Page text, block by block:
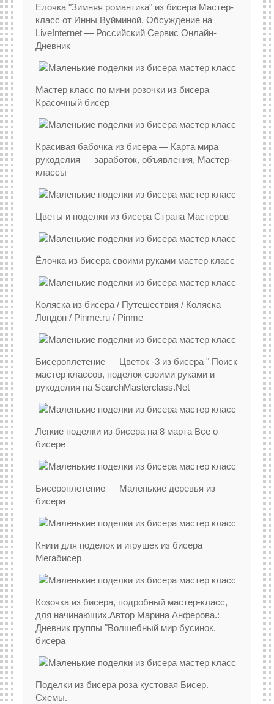
Елочка "Зимняя романтика" из бисера Мастер-
класс от Инны Вуйминой. Обсуждение на
LiveInternet — Российский Сервис Онлайн-
Дневник
Мастер класс по мини розочки из бисера
Красочный бисер
Красивая бабочка из бисера — Карта мира
рукоделия — заработок, объявления, Мастер-
классы
Цветы и поделки из бисера Страна Мастеров
Ёлочка из бисера своими руками мастер класс
Коляска из бисера / Путешествия / Коляска
Лондон / Pinme.ru / Pinme
Бисероплетение — Цветок -3 из бисера " Поиск
мастер классов, поделок своими руками и
рукоделия на SearchMasterclass.Net
Легкие поделки из бисера на 8 марта Все о
бисере
Бисероплетение — Маленькие деревья из
бисера
Книги для поделок и игрушек из бисера
Мегабисер
Козочка из бисера, подробный мастер-класс,
для начинающих.Автор Марина Анферова.:
Дневник группы "Волшебный мир бусинок,
бисера
Поделки из бисера роза кустовая Бисер.
Схемы.